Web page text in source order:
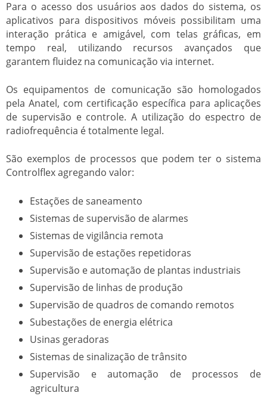
Para o acesso dos usuários aos dados do sistema, os
aplicativos para dispositivos móveis possibilitam uma
interação prática e amigável, com telas gráficas, em
tempo real, utilizando recursos avançados que
garantem fluidez na comunicação via internet.
Os equipamentos de comunicação são homologados
pela Anatel, com certificação específica para aplicações
de supervisão e controle. A utilização do espectro de
radiofrequência é totalmente legal.
São exemplos de processos que podem ter o sistema
Controlflex agregando valor:
Estações de saneamento
Sistemas de supervisão de alarmes
Sistemas de vigilância remota
Supervisão de estações repetidoras
Supervisão e automação de plantas industriais
Supervisão de linhas de produção
Supervisão de quadros de comando remotos
Subestações de energia elétrica
Usinas geradoras
Sistemas de sinalização de trânsito
Supervisão e automação de processos de
agricultura